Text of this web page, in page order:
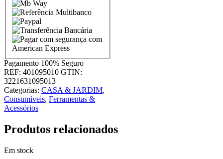
Pagamento 100% Seguro
REF: 401095010 GTIN:
3221631095013
Categorias: CASA & JARDIM,
Consumíveis, Ferramentas &
Acessórios
Produtos relacionados
Em stock